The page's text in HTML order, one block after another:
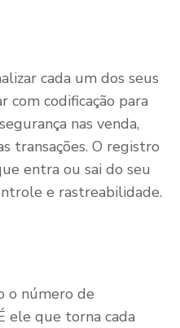
cada um dos seus
com codificação para
nas venda,
transações. O registro
entra ou sai do seu
e rastreabilidade.
o número de
ele que torna cada